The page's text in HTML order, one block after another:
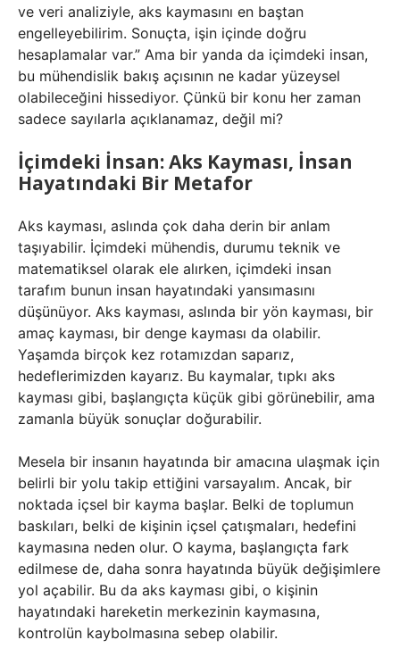
ve veri analiziyle, aks kaymasını en baştan
engelleyebilirim. Sonuçta, işin içinde doğru
hesaplamalar var.” Ama bir yanda da içimdeki insan,
bu mühendislik bakış açısının ne kadar yüzeysel
olabileceğini hissediyor. Çünkü bir konu her zaman
sadece sayılarla açıklanamaz, değil mi?
İçimdeki İnsan: Aks Kayması, İnsan
Hayatındaki Bir Metafor
Aks kayması, aslında çok daha derin bir anlam
taşıyabilir. İçimdeki mühendis, durumu teknik ve
matematiksel olarak ele alırken, içimdeki insan
tarafım bunun insan hayatındaki yansımasını
düşünüyor. Aks kayması, aslında bir yön kayması, bir
amaç kayması, bir denge kayması da olabilir.
Yaşamda birçok kez rotamızdan saparız,
hedeflerimizden kayarız. Bu kaymalar, tıpkı aks
kayması gibi, başlangıçta küçük gibi görünebilir, ama
zamanla büyük sonuçlar doğurabilir.
Mesela bir insanın hayatında bir amacına ulaşmak için
belirli bir yolu takip ettiğini varsayalım. Ancak, bir
noktada içsel bir kayma başlar. Belki de toplumun
baskıları, belki de kişinin içsel çatışmaları, hedefini
kaymasına neden olur. O kayma, başlangıçta fark
edilmese de, daha sonra hayatında büyük değişimlere
yol açabilir. Bu da aks kayması gibi, o kişinin
hayatındaki hareketin merkezinin kaymasına,
kontrolün kaybolmasına sebep olabilir.